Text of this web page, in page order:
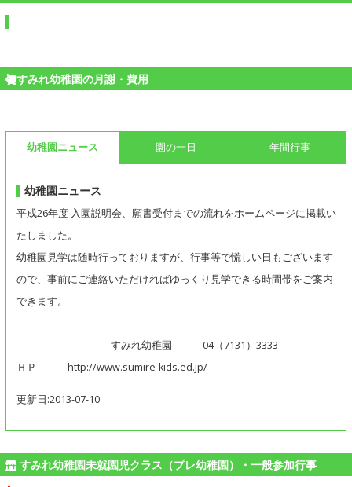
すみれ幼稚園の月謝・費用
幼稚園ニュース 園の一日 年間行事
幼稚園ニュース
平成26年度 入園説明会、願書受付までの流れをホームページに掲載い
たしました。
幼稚園見学は随時行っておりますが、行事等で慌しい日もございます
ので、事前にご連絡いただければゆっくり見学できる時間帯をご案内
できます。
すみれ幼稚園 04（7131）3333
ＨＰ http://www.sumire-kids.ed.jp/
更新日:2013-07-10
すみれ幼稚園未就園児クラス（プレ幼稚園）・一般参加行事